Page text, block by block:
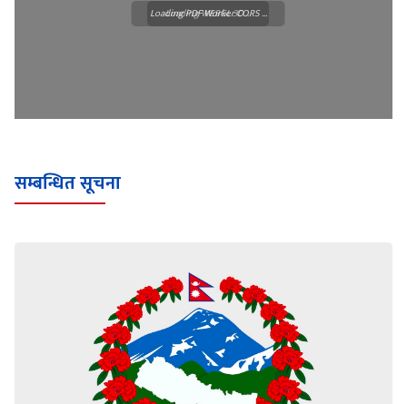
Loading WEBGL 3D ...
Loading PDF Worker CORS ...
सम्बन्धित सूचना